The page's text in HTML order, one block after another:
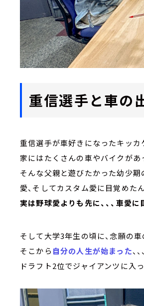
重信選手と車の
重信選手が車好きになったキッカ
家にはたくさんの車やバイクがあ
そんな父親と遊びたかった幼少期
愛、そしてカスタム愛に目覚めた
実は野球愛よりも先に、、、車愛に
そして大学3年生の頃に、念願の車
そこから 自分の人生が始まった、
ドラフト2位でジャイアンツに入っ